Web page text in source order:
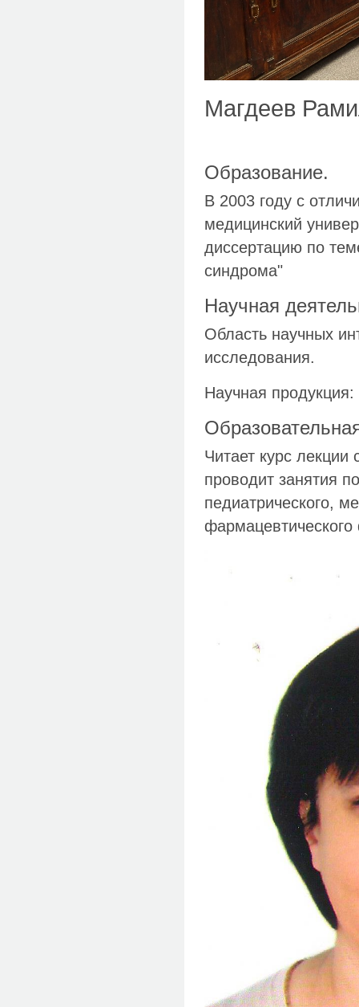
Магдеев
Образование.
В 2003 году с
медицинский
диссертацию по
синдрома"
Научная
Область научных
исследования.
Научная
Читает курс лекции
проводит занятия
педиатрического,
фармацевтического